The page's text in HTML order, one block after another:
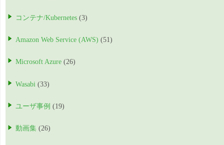
コンテナ/Kubernetes (3)
Amazon Web Service (AWS) (51)
Microsoft Azure (26)
Wasabi (33)
ユーザ事例 (19)
動画集 (26)